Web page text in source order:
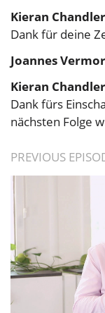
Kieran Chandler
Dank für deine
Joannes
Kieran Chandler
Dank fürs
nächsten Folge
PREVIOUS